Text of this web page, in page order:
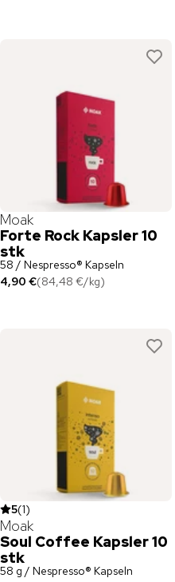
Moak
Forte Rock Kapsler 10
stk
58 / Nespresso® Kapseln
4,90 €(84,48 €/kg)
5(1)
Moak
Soul Coffee Kapsler 10
stk
58 g / Nespresso® Kapseln